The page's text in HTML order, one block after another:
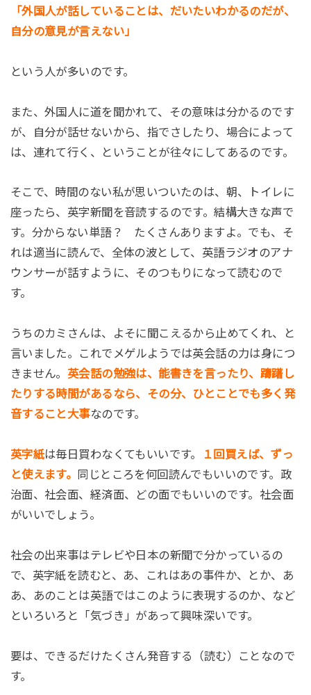
「外国人が話していることは、だいたいわかるのだが、
自分の意見が言えない」
という人が多いのです。
また、外国人に道を聞かれて、その意味は分かるのです
が、自分が話せないから、指でさしたり、場合によって
は、連れて行く、ということが往々にしてあるのです。
そこで、時間のない私が思いついたのは、朝、トイレに
座ったら、英字新聞を音読するのです。結構大きな声で
す。分からない単語？ たくさんありますよ。でも、そ
れは適当に読んで、全体の波として、英語ラジオのアナ
ウンサーが話すように、そのつもりになって読むので
す。
うちのカミさんは、よそに聞こえるから止めてくれ、と
言いました。これでメゲルようでは英会話の力は身につ
きません。 英会話の勉強は、能書きを言ったり、躊躇し
たりする時間があるなら、その分、ひとことでも多く発
音すること大事なのです。
英字紙は毎日買わなくてもいいです。
１回買えば、ずっ
と使えます。
同じところを何回読んでもいいのです。政
治面、社会面、経済面、どの面でもいいのです。社会面
がいいでしょう。
社会の出来事はテレビや日本の新聞で分かっているの
で、英字紙を読むと、あ、これはあの事件か、とか、あ
あ、あのことは英語ではこのように表現するのか、など
といろいろと「気づき」があって興味深いです。
要は、できるだけたくさん発音する（読む）ことなので
す。